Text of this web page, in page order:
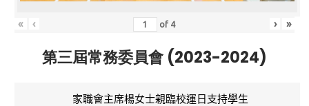
« ‹ of 4 › »
第三屆常務委員會 (2023-2024)
家職會主席楊女士親臨校運日支持學生